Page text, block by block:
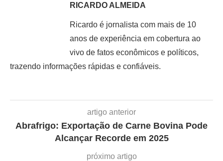
RICARDO ALMEIDA
Ricardo é jornalista com mais de 10
anos de experiência em cobertura ao
vivo de fatos econômicos e políticos,
trazendo informações rápidas e confiáveis.
artigo anterior
Abrafrigo: Exportação de Carne Bovina Pode
Alcançar Recorde em 2025
próximo artigo